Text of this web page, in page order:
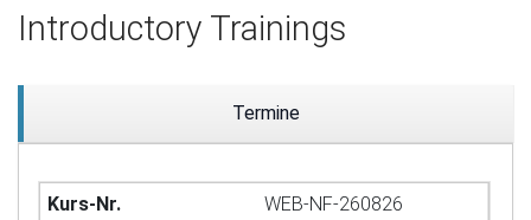
Introductory Trainings
Termine
WEB-NF-260826